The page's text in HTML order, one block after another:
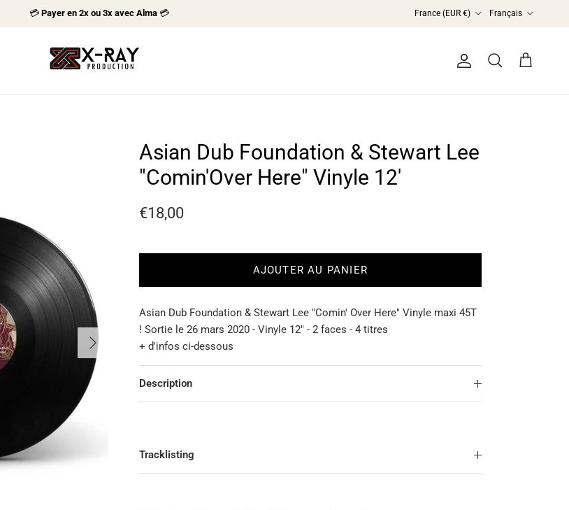
💳 Payer en 2x ou 3x avec Alma 💳 France (EUR €) Français
CompteRecherchePanier
Suivant
Asian Dub Foundation & Stewart Lee
"Comin'Over Here" Vinyle 12'
Prix habituel
€18,00
AJOUTER AU PANIER
Asian Dub Foundation & Stewart Lee "Comin' Over Here" Vinyle maxi 45T
! Sortie le 26 mars 2020 - Vinyle 12" - 2 faces - 4 titres
+ d'infos ci-dessous
Description
Tracklisting